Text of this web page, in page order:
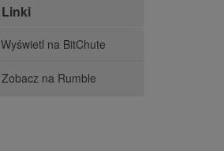
Linki
Wyświetl na BitChute
Zobacz na Rumble